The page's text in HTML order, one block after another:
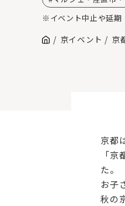
※イベント中止や延期
京イベント 京
京都
「
た。
お子
秋の